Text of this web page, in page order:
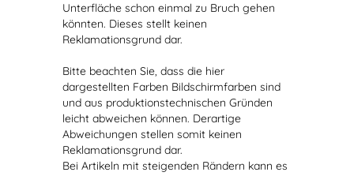
Unterfläche schon einmal zu Bruch gehen
könnten. Dieses stellt keinen
Reklamationsgrund dar.
Bitte beachten Sie, dass die hier
dargestellten Farben Bildschirmfarben sind
und aus produktionstechnischen Gründen
leicht abweichen können. Derartige
Abweichungen stellen somit keinen
Reklamationsgrund dar.
Bei Artikeln mit steigenden Rändern kann es